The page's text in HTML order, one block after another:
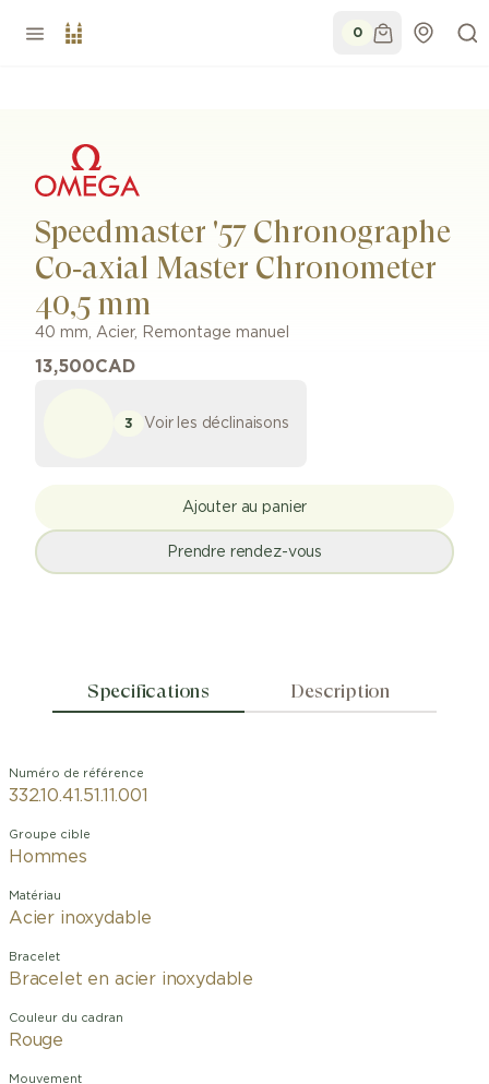
0
Speedmaster '57 Chronographe
Co‑axial Master Chronometer
40,5 mm
40 mm, Acier, Remontage manuel
13,500CAD
3 Voir les déclinaisons
Ajouter au panier
Prendre rendez-vous
Specifications Description
Numéro de référence
332.10.41.51.11.001
Groupe cible
Hommes
Matériau
Acier inoxydable
Bracelet
Bracelet en acier inoxydable
Couleur du cadran
Rouge
Mouvement